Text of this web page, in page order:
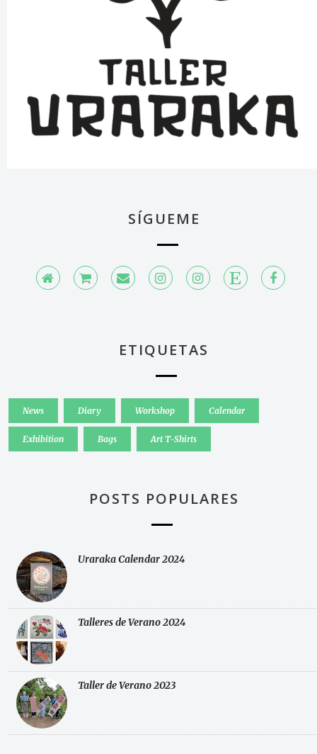
SÍGUEME
ETIQUETAS
News Diary Workshop Calendar
Exhibition Bags Art T-Shirts
POSTS POPULARES
Uraraka Calendar 2024
Talleres de Verano 2024
Taller de Verano 2023